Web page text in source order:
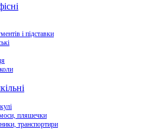
і підставки
пляшечки
транспортири